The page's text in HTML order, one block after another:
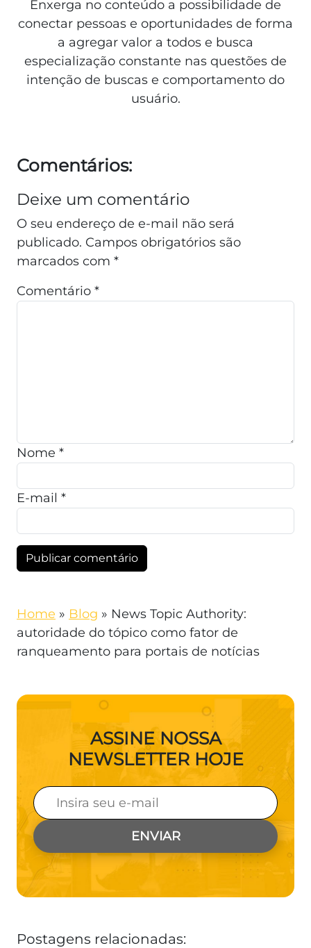
Enxerga no conteúdo a possibilidade de
conectar pessoas e oportunidades de forma
a agregar valor a todos e busca
especialização constante nas questões de
intenção de buscas e comportamento do
usuário.
Comentários:
Deixe um comentário
O seu endereço de e-mail não será
publicado. Campos obrigatórios são
marcados com *
Comentário *
Nome *
E-mail *
Home » Blog » News Topic Authority:
autoridade do tópico como fator de
ranqueamento para portais de notícias
ASSINE NOSSA
NEWSLETTER HOJE
Postagens relacionadas: